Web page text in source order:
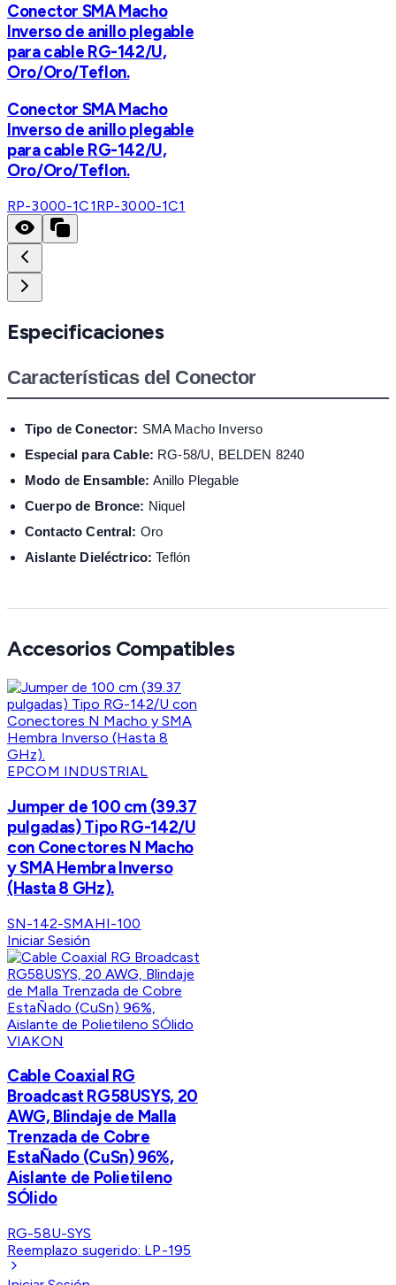
Conector SMA Macho
Inverso de anillo plegable
para cable RG-142/U,
Oro/Oro/Teflon.
Conector SMA Macho
Inverso de anillo plegable
para cable RG-142/U,
Oro/Oro/Teflon.
RP-3000-1C1RP-3000-1C1
Especificaciones
Características del Conector
Tipo de Conector: SMA Macho Inverso
Especial para Cable: RG-58/U, BELDEN 8240
Modo de Ensamble: Anillo Plegable
Cuerpo de Bronce: Niquel
Contacto Central: Oro
Aislante Dieléctrico: Teflón
Accesorios Compatibles
EPCOM INDUSTRIAL
Jumper de 100 cm (39.37
pulgadas) Tipo RG-142/U
con Conectores N Macho
y SMA Hembra Inverso
(Hasta 8 GHz).
SN-142-SMAHI-100
Iniciar Sesión
VIAKON
Cable Coaxial RG
Broadcast RG58USYS, 20
AWG, Blindaje de Malla
Trenzada de Cobre
EstaÑado (CuSn) 96%,
Aislante de Polietileno
SÓlido
RG-58U-SYS
Reemplazo sugerido: LP-195